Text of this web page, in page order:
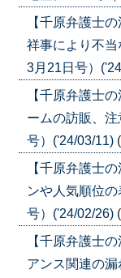
【千原弁護士
祥事により不
3月21日号）
【千原弁護士
ームの訪販、
号）('24/03/11)
【千原弁護士
ンや人気順位
号）('24/02/26)
【千原弁護士
アンス関連の